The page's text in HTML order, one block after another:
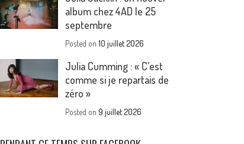
album chez 4AD le 25
septembre
Posted on10 juillet 2026
Julia Cumming : « C’est
comme si je repartais de
zéro »
Posted on9 juillet 2026